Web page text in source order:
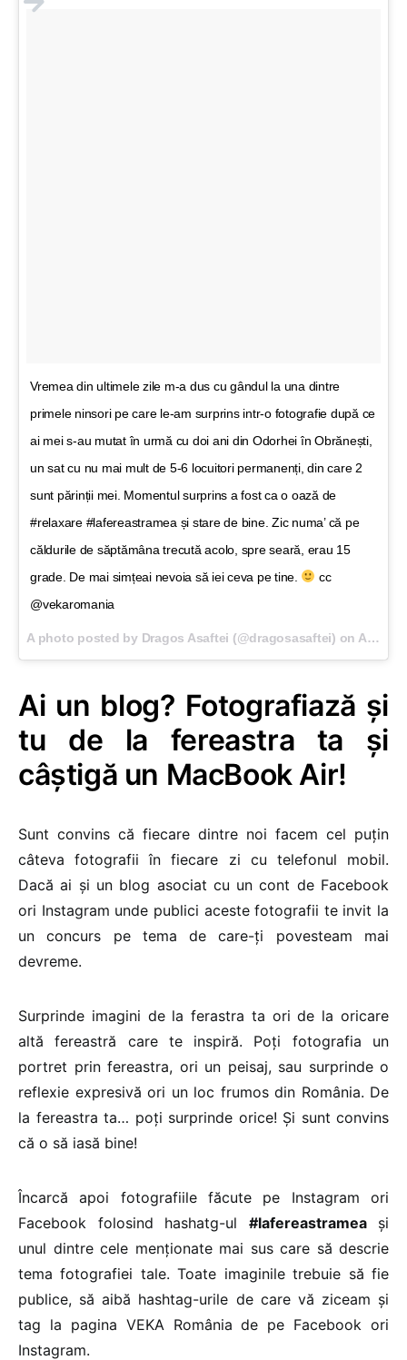
Vremea din ultimele zile m-a dus cu gândul la una dintre
primele ninsori pe care le-am surprins intr-o fotografie după ce
ai mei s-au mutat în urmă cu doi ani din Odorhei în Obrănești,
un sat cu nu mai mult de 5-6 locuitori permanenți, din care 2
sunt părinții mei. Momentul surprins a fost ca o oază de
#relaxare #lafereastramea și stare de bine. Zic numa’ că pe
căldurile de săptămâna trecută acolo, spre seară, erau 15
grade. De mai simțeai nevoia să iei ceva pe tine.
cc
@vekaromania
A photo posted by Dragos Asaftei (@dragosasaftei) on Aug 21, 2015 at 10:25am PDT
Ai un blog? Fotografiază și
tu de la fereastra ta și
câștigă un MacBook Air!
Sunt convins că fiecare dintre noi facem cel puțin
câteva fotografii în fiecare zi cu telefonul mobil.
Dacă ai și un blog asociat cu un cont de Facebook
ori Instagram unde publici aceste fotografii te invit la
un concurs pe tema de care-ți povesteam mai
devreme.
Surprinde imagini de la ferastra ta ori de la oricare
altă fereastră care te inspiră. Poți fotografia un
portret prin fereastra, ori un peisaj, sau surprinde o
reflexie expresivă ori un loc frumos din România. De
la fereastra ta… poți surprinde orice! Și sunt convins
că o să iasă bine!
Încarcă apoi fotografiile făcute pe Instagram ori
Facebook folosind hashatg-ul #lafereastrameași
unul dintre cele menționate mai sus care să descrie
tema fotografiei tale. Toate imaginile trebuie să fie
publice, să aibă hashtag-urile de care vă ziceam și
tag la pagina VEKA România de pe Facebook ori
Instagram.